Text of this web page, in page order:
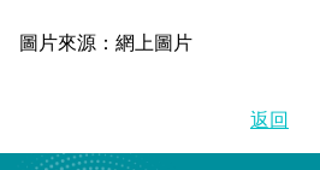
圖片來源：網上圖片
返回